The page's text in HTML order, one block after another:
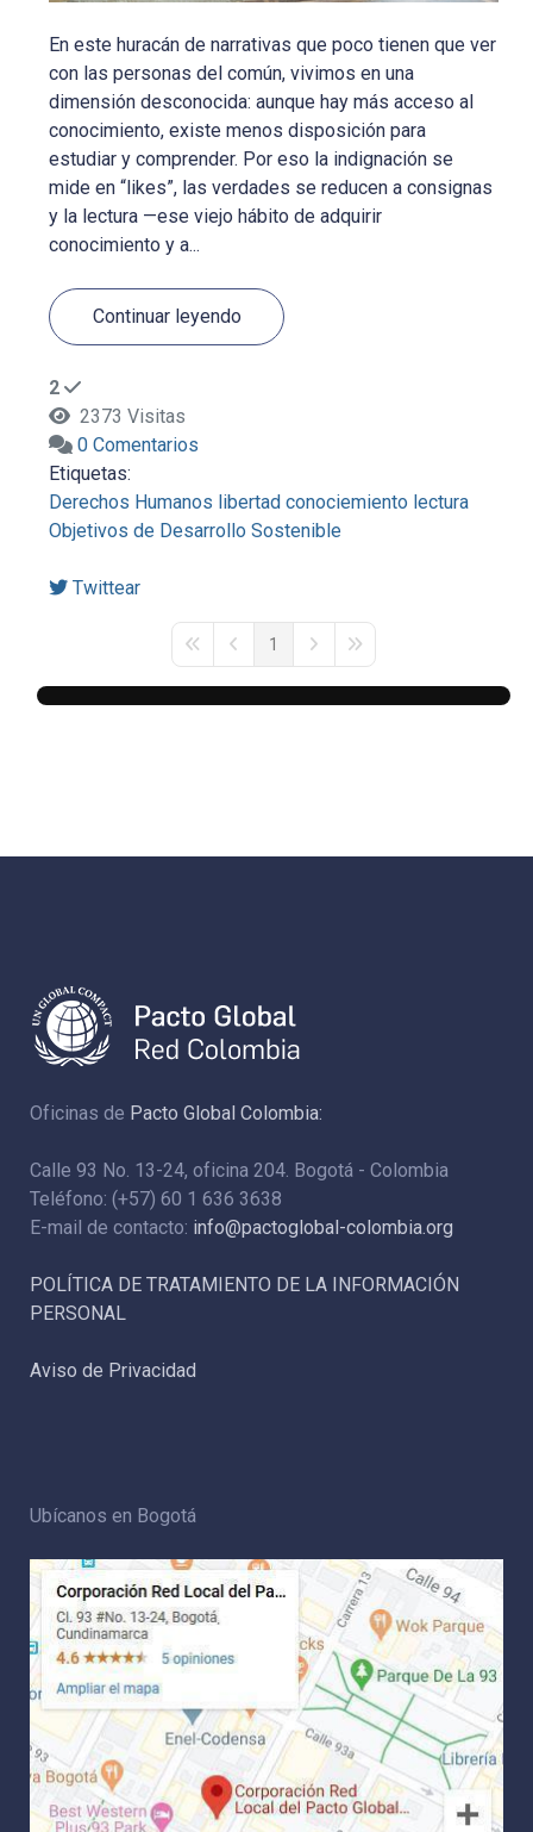
En este huracán de narrativas que poco tienen que ver
con las personas del común, vivimos en una
dimensión desconocida: aunque hay más acceso al
conocimiento, existe menos disposición para
estudiar y comprender. Por eso la indignación se
mide en “likes”, las verdades se reducen a consignas
y la lectura —ese viejo hábito de adquirir
conocimiento y a...
Continuar leyendo
2
2373 Visitas
0 Comentarios
Etiquetas:
Derechos Humanos libertad conociemiento lectura
Objetivos de Desarrollo Sostenible
Twittear
First PagePrevious Page
1
Next PageLast Page
Oficinas de Pacto Global Colombia:
Calle 93 No. 13-24, oficina 204. Bogotá - Colombia
Teléfono: (+57) 60 1 636 3638
E-mail de contacto: info@pactoglobal-colombia.org
POLÍTICA DE TRATAMIENTO DE LA INFORMACIÓN
PERSONAL
Aviso de Privacidad
Ubícanos en Bogotá